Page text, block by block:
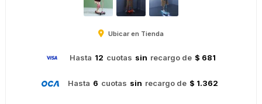
Ubicar en Tienda
Hasta 12 cuotas sin recargo de $ 681
Hasta 6 cuotas sin recargo de $ 1.362